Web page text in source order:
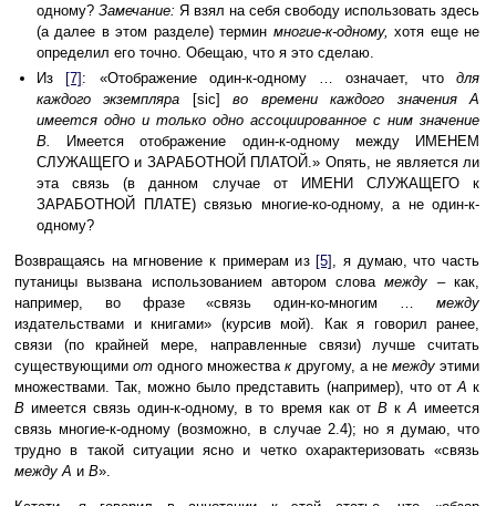
одному? Замечание: Я взял на себя свободу использовать здесь
(а далее в этом разделе) термин многие-к-одному,хотя еще не
определил его точно. Обещаю, что я это сделаю.
Из
[7] : «Отображение один-к-одному … означает, чтодля
каждого экземпляра
[sic]во времени каждого значения A
имеется одно и только одно ассоциированное с ним значение
B.
Имеется отображение один-к-одному между ИМЕНЕМ
СЛУЖАЩЕГО и ЗАРАБОТНОЙ ПЛАТОЙ.» Опять, не является ли
эта связь (в данном случае от ИМЕНИ СЛУЖАЩЕГО к
ЗАРАБОТНОЙ ПЛАТЕ) связью многие-ко-одному, а не один-к-
одному?
Возвращаясь на мгновение к примерам из [5] , я думаю, что часть
путаницы вызвана использованием автором словамежду – как,
например, во фразе «связь один-ко-многим … между
издательствами и книгами» (курсив мой). Как я говорил ранее,
связи (по крайней мере, направленные связи) лучше считать
существующимиот одного множествакдругому, а не междуэтими
множествами. Так, можно было представить (например), что отAк
Bимеется связь один-к-одному, в то время как от B кAимеется
связь многие-к-одному (возможно, в случае 2.4); но я думаю, что
трудно в такой ситуации ясно и четко охарактеризовать «связь
между A и B».